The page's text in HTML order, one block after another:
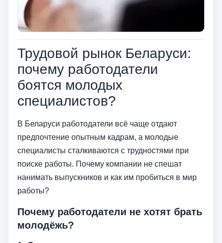
Трудовой рынок Беларуси:
почему работодатели
боятся молодых
специалистов?
В Беларуси работодатели всё чаще отдают
предпочтение опытным кадрам, а молодые
специалисты сталкиваются с трудностями при
поиске работы. Почему компании не спешат
нанимать выпускников и как им пробиться в мир
работы?
Почему работодатели не хотят брать
молодёжь?